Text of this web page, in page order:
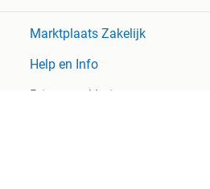
Marktplaats Zakelijk
Help en Info
Privacyverklaring